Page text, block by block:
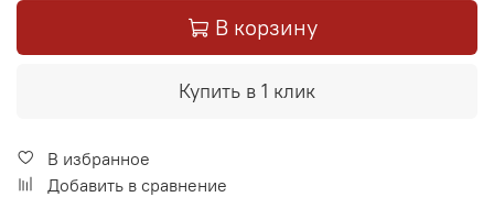
В корзину
Купить в 1 клик
В избранное
Добавить в сравнение